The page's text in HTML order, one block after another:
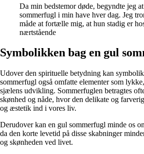
Da min bedstemor døde, begyndte jeg
sommerfugl i min have hver dag. Jeg
måde at fortælle mig, at hun stadig er
nærtstående
Symbolikken bag en gul
Udover den spirituelle betydning kan
sommerfugl også omfatte elementer som
sjælens udvikling. Sommerfuglen betragtes
skønhed og nåde, hvor den delikate og
og æstetik ind i vores liv.
Derudover kan en gul sommerfugl minde os
da den korte levetid på disse skabninger
og skønheden ved livet.